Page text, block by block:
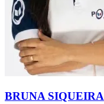
BRUNA SIQUEIRA